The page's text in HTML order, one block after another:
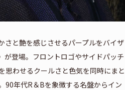
さと艶を感じさせるパープルをバイザ
が登場。フロントロゴやサイドパッチ
思わせるクールさと色気を同時にまと
90年代R＆Bを象徴する名盤からイン